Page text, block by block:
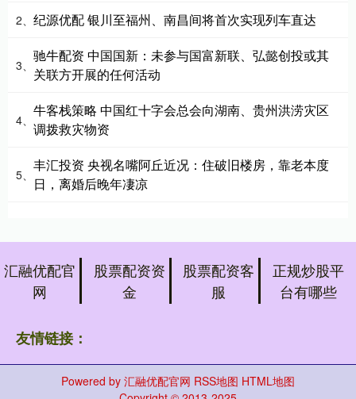
2、 纪源优配 银川至福州、南昌间将首次实现列车直达
3、
驰牛配资 中国国新：未参与国富新联、弘懿创投或其
关联方开展的任何活动
4、
牛客栈策略 中国红十字会总会向湖南、贵州洪涝灾区
调拨救灾物资
5、
丰汇投资 央视名嘴阿丘近况：住破旧楼房，靠老本度
日，离婚后晚年凄凉
汇融优配官
网
股票配资资
金
股票配资客
服
正规炒股平
台有哪些
友情链接：
Powered by 汇融优配官网 RSS地图 HTML地图